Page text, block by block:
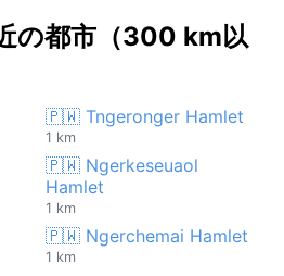
の都市（300 km以
🇵🇼 Tngeronger Hamlet
1 km
🇵🇼 Ngerkeseuaol
Hamlet
1 km
🇵🇼 Ngerchemai Hamlet
1 km